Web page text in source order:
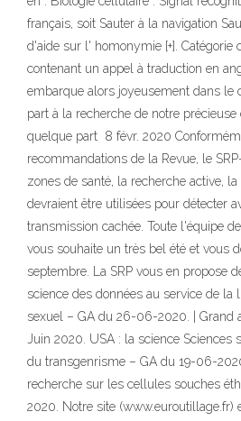
français, soit Sauter à la navigation
d'aide sur l' homonymie [+]. Catégorie
contenant un appel à traduction en
embarque alors joyeusement dans le
part à la recherche de notre précieuse
quelque part 8 févr. 2020
recommandations de la Revue, le
zones de santé, la recherche active,
devraient être utilisées pour détecter
transmission cachée. Toute l'équipe
vous souhaite un très bel été et vous
septembre. La SRP vous en propose
science des données au service de la
sexuel – GA du 26-06-2020. | Grand
Juin 2020. USA : la science Sciences
du transgenrisme – GA du 19-06-
recherche sur les cellules souches
2020. Notre site (www.euroutillage.fr)